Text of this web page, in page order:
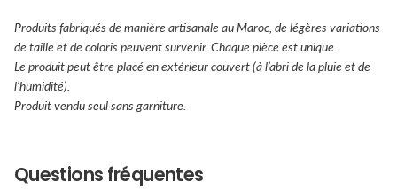
Produits fabriqués de manière artisanale au Maroc, de légères variations
de taille et de coloris peuvent survenir. Chaque pièce est unique.
Le produit peut être placé en extérieur couvert (à l’abri de la pluie et de
l’humidité).
Produit vendu seul sans garniture.
Questions fréquentes